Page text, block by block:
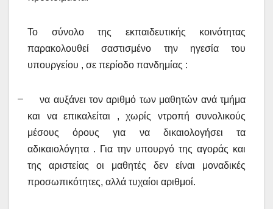
Το σύνολο της εκπαιδευτικής κοινότητας
παρακολουθεί σαστισμένο την ηγεσία του
υπουργείου , σε περίοδο πανδημίας :
–
να αυξάνει τον αριθμό των μαθητών ανά τμήμα
και να επικαλείται , χωρίς ντροπή συνολικούς
μέσους όρους για να δικαιολογήσει τα
αδικαιολόγητα . Για την υπουργό της αγοράς και
της αριστείας οι μαθητές δεν είναι μοναδικές
προσωπικότητες, αλλά τυχαίοι αριθμοί.